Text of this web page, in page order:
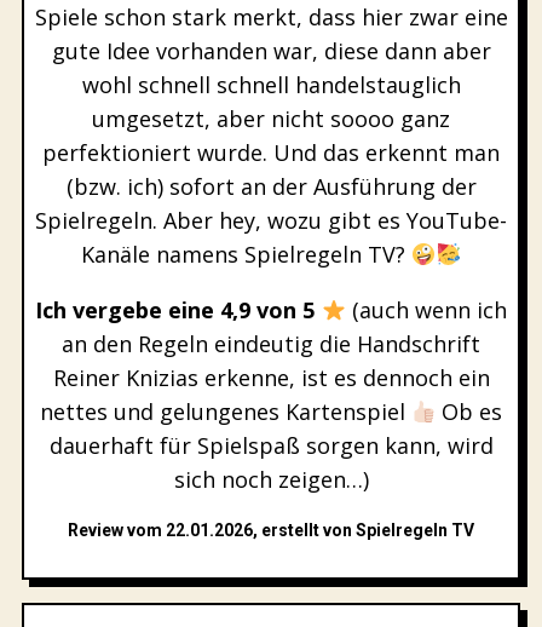
Spiele schon stark merkt, dass hier zwar eine
gute Idee vorhanden war, diese dann aber
wohl schnell schnell handelstauglich
umgesetzt, aber nicht soooo ganz
perfektioniert wurde. Und das erkennt man
(bzw. ich) sofort an der Ausführung der
Spielregeln. Aber hey, wozu gibt es YouTube-
Kanäle namens Spielregeln TV?
Ich vergebe eine 4,9 von 5
(auch wenn ich
an den Regeln eindeutig die Handschrift
Reiner Knizias erkenne, ist es dennoch ein
nettes und gelungenes Kartenspiel
Ob es
dauerhaft für Spielspaß sorgen kann, wird
sich noch zeigen…)
Review vom 22.01.2026, erstellt von Spielregeln TV